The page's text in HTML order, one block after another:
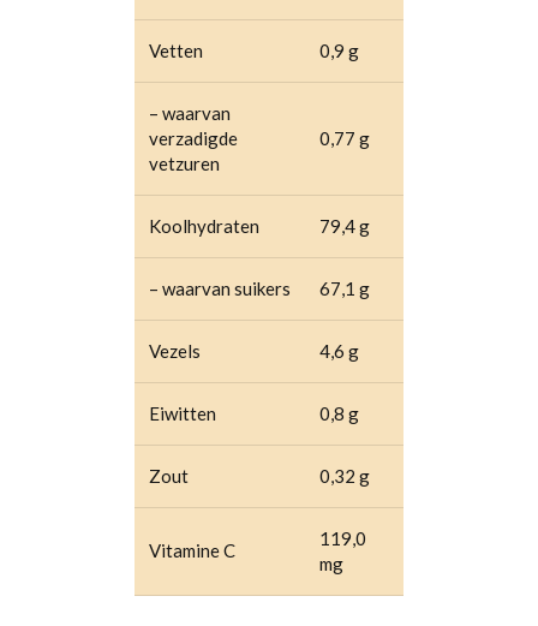
Vetten 0,9 g
– waarvan
verzadigde
vetzuren
0,77 g
Koolhydraten 79,4 g
– waarvan suikers 67,1 g
Vezels 4,6 g
Eiwitten 0,8 g
Zout 0,32 g
Vitamine C
119,0
mg